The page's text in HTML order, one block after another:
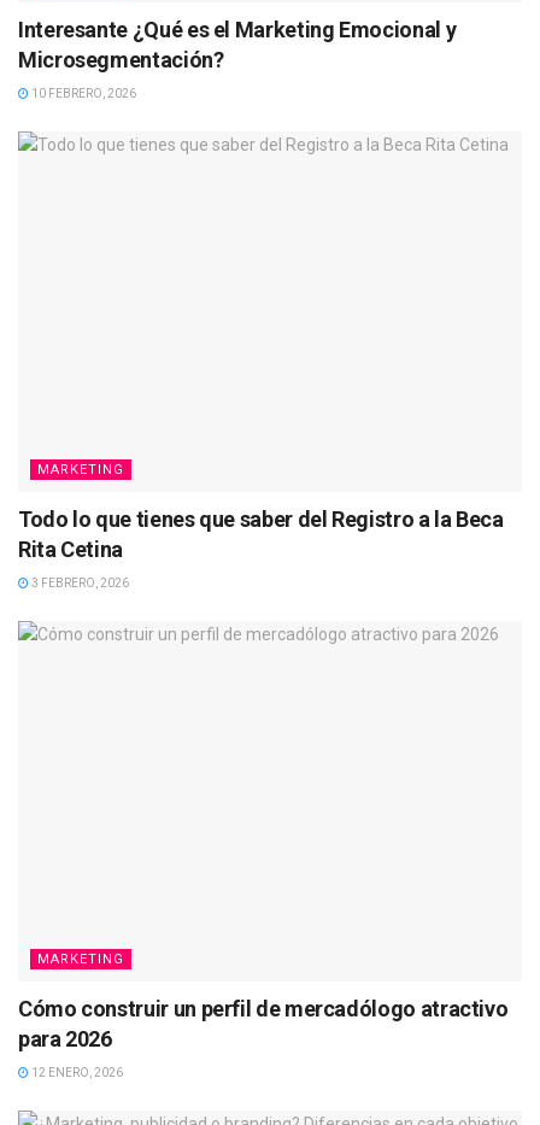
Interesante ¿Qué es el Marketing Emocional y
Microsegmentación?
10 FEBRERO, 2026
MARKETING
Todo lo que tienes que saber del Registro a la Beca
Rita Cetina
3 FEBRERO, 2026
MARKETING
Cómo construir un perfil de mercadólogo atractivo
para 2026
12 ENERO, 2026